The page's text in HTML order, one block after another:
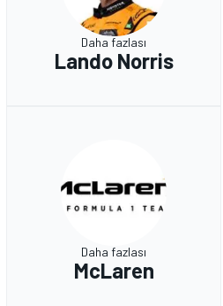
Daha fazlası
Lando Norris
Daha fazlası
McLaren